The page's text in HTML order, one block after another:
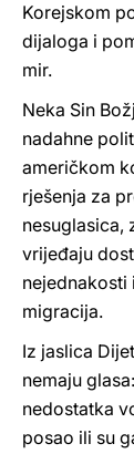
Korejskom
dijaloga i
mir.
Neka Sin
nadahne
američkom
rješenja za
nesuglasica,
vrijeđaju
nejednakosti
migracija.
Iz jaslica
nemaju
nedostatka
posao ili su